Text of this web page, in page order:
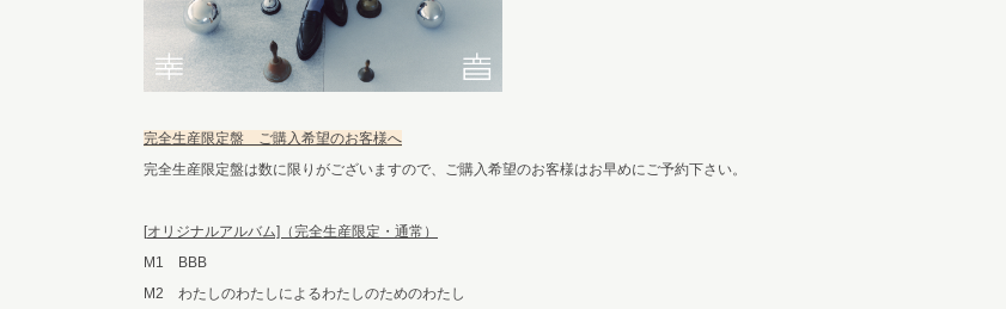
完全生産限定盤 ご購入希望のお客様へ
完全生産限定盤は数に限りがございますので、ご購入希望のお客様はお早めにご予約下さい。
[オリジナルアルバム]（完全生産限定・通常）
M1 BBB
M2 わたしのわたしによるわたしのためのわたし